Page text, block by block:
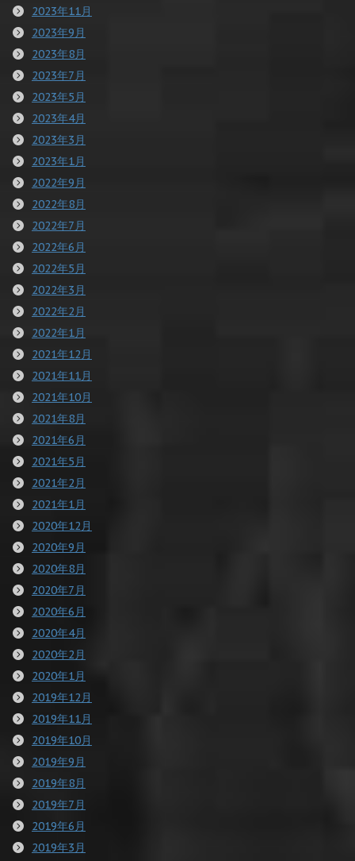
2023年11月
2023年9月
2023年8月
2023年7月
2023年5月
2023年4月
2023年3月
2023年1月
2022年9月
2022年8月
2022年7月
2022年6月
2022年5月
2022年3月
2022年2月
2022年1月
2021年12月
2021年11月
2021年10月
2021年8月
2021年6月
2021年5月
2021年2月
2021年1月
2020年12月
2020年9月
2020年8月
2020年7月
2020年6月
2020年4月
2020年2月
2020年1月
2019年12月
2019年11月
2019年10月
2019年9月
2019年8月
2019年7月
2019年6月
2019年3月